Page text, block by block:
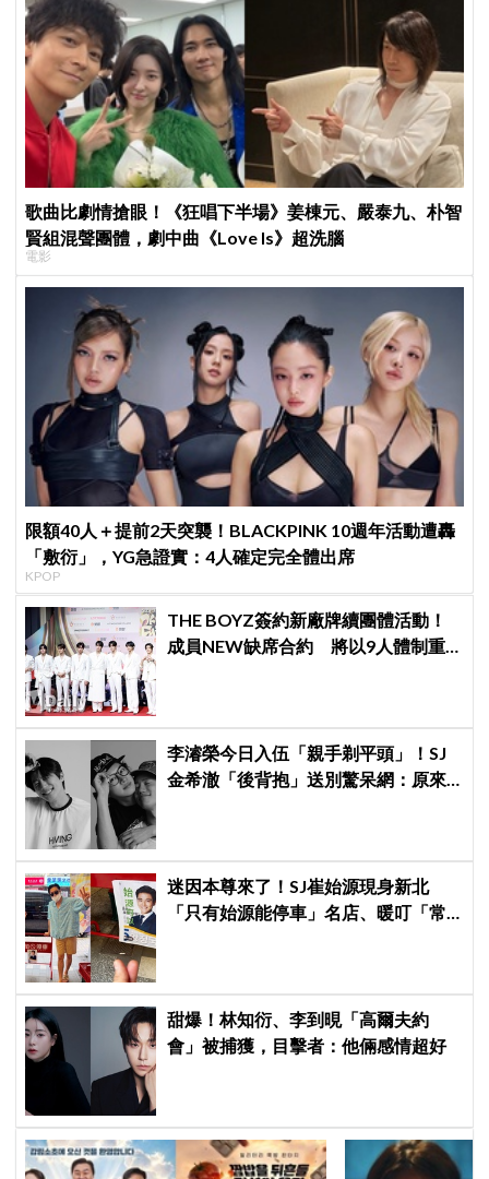
歌曲比劇情搶眼！《狂唱下半場》姜棟元、嚴泰九、朴智
賢組混聲團體，劇中曲《Love Is》超洗腦
電影
限額40人＋提前2天突襲！BLACKPINK 10週年活動遭轟
「敷衍」，YG急證實：4人確定完全體出席
KPOP
THE BOYZ簽約新廠牌續團體活動！
成員NEW缺席合約 將以9人體制重
李濬榮今日入伍「親手剃平頭」！SJ
金希澈「後背抱」送別驚呆網：原來
迷因本尊來了！SJ崔始源現身新北
「只有始源能停車」名店、暖叮「常
甜爆！林知衍、李到晛「高爾夫約
會」被捕獲，目擊者：他倆感情超好